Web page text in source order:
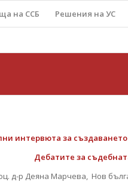
на ССБ Решения на УС
интервюта за създаването
Дебатите за
д-р Деяна Марчева, Нов